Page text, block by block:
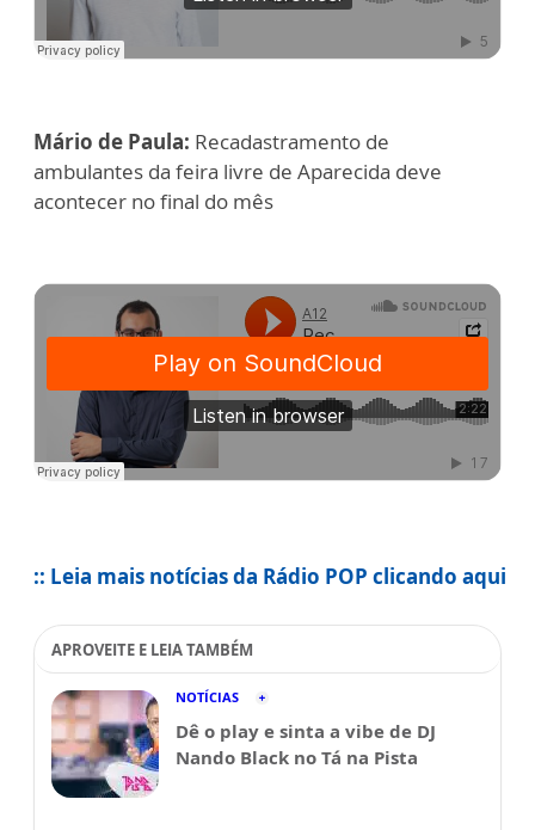
Mário de Paula: Recadastramento de
ambulantes da feira livre de Aparecida deve
acontecer no final do mês
:: Leia mais notícias da Rádio POP clicando aqui
APROVEITE E LEIA TAMBÉM
NOTÍCIAS
Dê o play e sinta a vibe de DJ
Nando Black no Tá na Pista